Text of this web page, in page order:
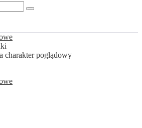
Increase
charakter poglądowy